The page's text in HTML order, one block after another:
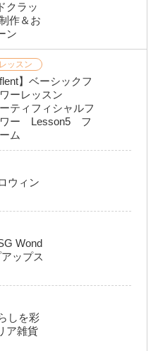
クラッ
作＆お
ン
レッスン
flent】ベーシックフ
ーレッスン
ティフィシャルフ
ー Lesson5 フ
ム
ウィン
Wond
ップス
しを彩
ア雑貨